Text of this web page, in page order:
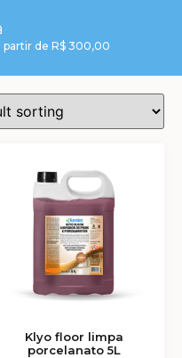
partir de R$ 300,00
Klyo floor limpa
porcelanato 5L